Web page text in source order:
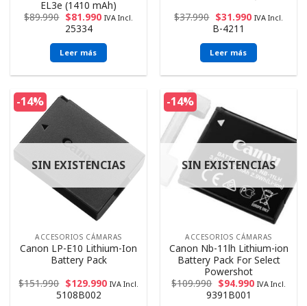
EL3e (1410 mAh)
$89.990 $81.990 IVA Incl.
25334
Leer más
$37.990 $31.990 IVA Incl.
B-4211
Leer más
-14%
SIN EXISTENCIAS
ACCESORIOS CÁMARAS
Canon LP-E10 Lithium-Ion
Battery Pack
$151.990 $129.990 IVA Incl.
5108B002
-14%
SIN EXISTENCIAS
ACCESORIOS CÁMARAS
Canon Nb-11lh Lithium-ion
Battery Pack For Select
Powershot
$109.990 $94.990 IVA Incl.
9391B001